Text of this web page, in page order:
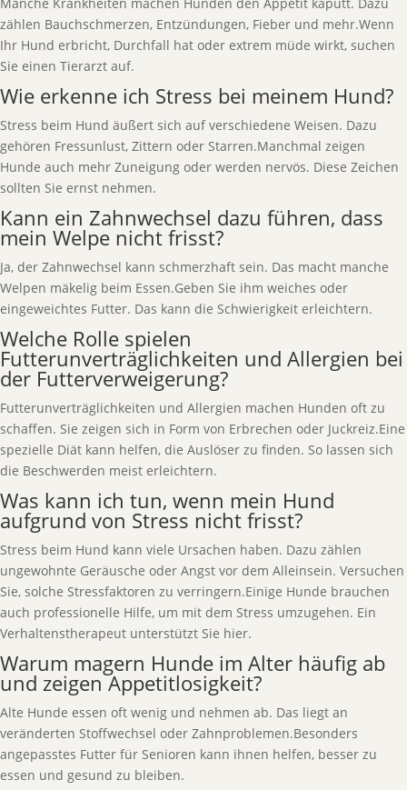
zählen Bauchschmerzen, Entzündungen, Fieber und mehr.Wenn
Ihr Hund erbricht, Durchfall hat oder extrem müde wirkt, suchen
Sie einen Tierarzt auf.
Wie erkenne ich Stress bei meinem Hund?
Stress beim Hund äußert sich auf verschiedene Weisen. Dazu
gehören Fressunlust, Zittern oder Starren.Manchmal zeigen
Hunde auch mehr Zuneigung oder werden nervös. Diese Zeichen
sollten Sie ernst nehmen.
Kann ein Zahnwechsel dazu führen, dass
mein Welpe nicht frisst?
Ja, der Zahnwechsel kann schmerzhaft sein. Das macht manche
Welpen mäkelig beim Essen.Geben Sie ihm weiches oder
eingeweichtes Futter. Das kann die Schwierigkeit erleichtern.
Welche Rolle spielen
Futterunverträglichkeiten und Allergien bei
der Futterverweigerung?
Futterunverträglichkeiten und Allergien machen Hunden oft zu
schaffen. Sie zeigen sich in Form von Erbrechen oder Juckreiz.Eine
spezielle Diät kann helfen, die Auslöser zu finden. So lassen sich
die Beschwerden meist erleichtern.
Was kann ich tun, wenn mein Hund
aufgrund von Stress nicht frisst?
Stress beim Hund kann viele Ursachen haben. Dazu zählen
ungewohnte Geräusche oder Angst vor dem Alleinsein. Versuchen
Sie, solche Stressfaktoren zu verringern.Einige Hunde brauchen
auch professionelle Hilfe, um mit dem Stress umzugehen. Ein
Verhaltenstherapeut unterstützt Sie hier.
Warum magern Hunde im Alter häufig ab
und zeigen Appetitlosigkeit?
Alte Hunde essen oft wenig und nehmen ab. Das liegt an
veränderten Stoffwechsel oder Zahnproblemen.Besonders
angepasstes Futter für Senioren kann ihnen helfen, besser zu
essen und gesund zu bleiben.